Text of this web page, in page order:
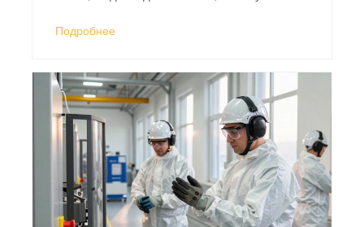
выполняют.
Подробнее